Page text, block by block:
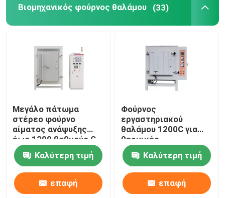
Βιομηχανικός φούρνος θαλάμου (33)
Μεγάλο πάτωμα
στέρεο φούρνο
αίματος ανάψυξης
έως 1200 βαθμούς C
Καλύτερη τιμή
επαφή
Φούρνος
εργαστηριακού
θαλάμου 1200C για
θερμικές
επεξεργασίες
W600xD400xH400mm
Καλύτερη τιμή
επαφή